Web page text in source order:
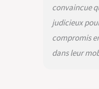
convaincue
judicieux
compromis
dans leur